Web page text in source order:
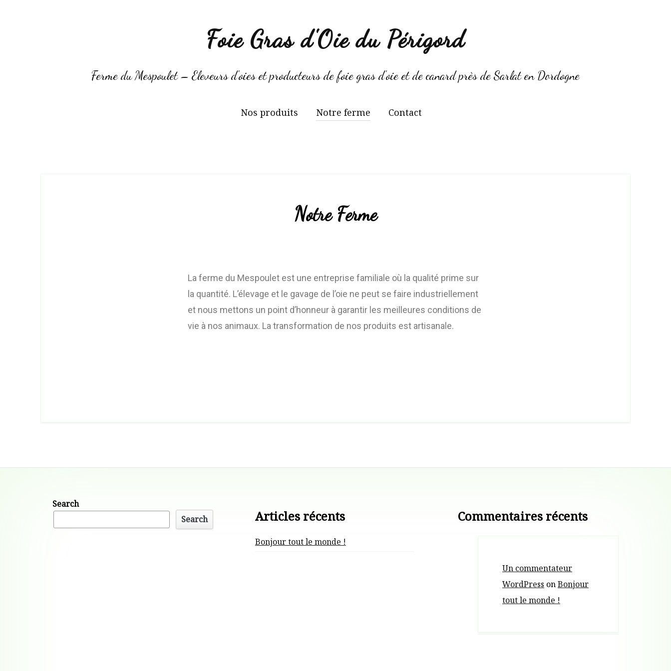
Foie Gras d'Oie du Périgord
Ferme du Mespoulet – Eleveurs d'oies et producteurs de foie gras d'oie et de canard près de Sarlat en Dordogne
Nos produits Notre ferme Contact
Notre Ferme
La ferme du Mespoulet est une entreprise familiale où la qualité prime sur
la quantité. L’élevage et le gavage de l’oie ne peut se faire industriellement
et nous mettons un point d’honneur à garantir les meilleures conditions de
vie à nos animaux. La transformation de nos produits est artisanale.
Search
Search
Articles récents
Bonjour tout le monde !
Commentaires récents
Un commentateur
WordPress onBonjour
tout le monde !